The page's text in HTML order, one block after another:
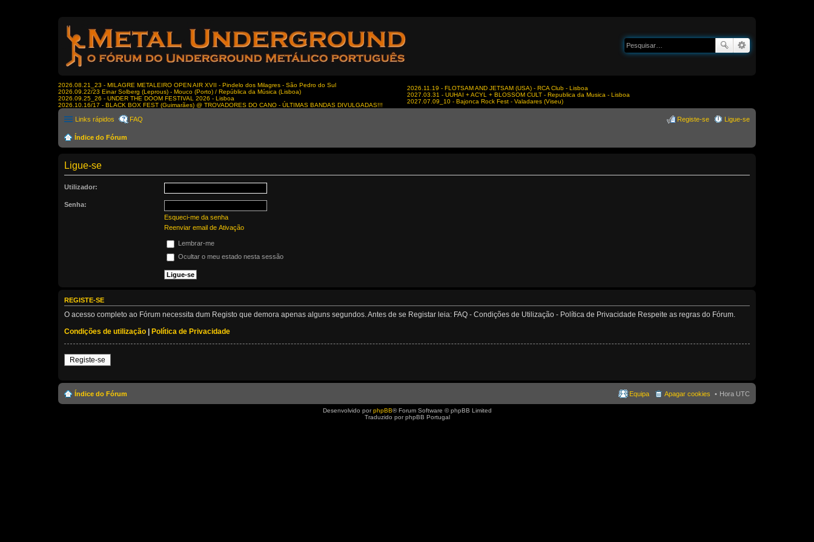
2026.08.21_23 - MILAGRE METALEIRO OPEN AIR XVII - Pindelo dos Milagres - São Pedro do Sul
2026.09.22/23 Einar Solberg (Leprous) - Mouco (Porto) / República da Música (Lisboa)
2026.09.25_26 - UNDER THE DOOM FESTIVAL 2026 - Lisboa
2026.10.16/17 - BLACK BOX FEST (Guimarães) @ TROVADORES DO CANO - ÚLTIMAS BANDAS DIVULGADAS!!!
2026.11.19 - FLOTSAM AND JETSAM (USA) - RCA Club - Lisboa
2027.03.31 - UUHAI + ACYL + BLOSSOM CULT - Republica da Musica - Lisboa
2027.07.09_10 - Bajonca Rock Fest - Valadares (Viseu)
Links rápidos FAQ Ligue-se
Registe-se
Índice do Fórum
Ligue-se
Utilizador:
Senha:
Esqueci-me da senha
Reenviar email de Ativação
Lembrar-me
Ocultar o meu estado nesta sessão
REGISTE-SE
O acesso completo ao Fórum necessita dum Registo que demora apenas alguns segundos. Antes de se Registar leia: FAQ - Condições de Utilização - Política de Privacidade Respeite as regras do Fórum.
Condições de utilização | Política de Privacidade
Registe-se
Índice do Fórum Hora UTC
Apagar cookies
Equipa
Desenvolvido porphpBB® Forum Software © phpBB Limited
Traduzido por phpBB Portugal